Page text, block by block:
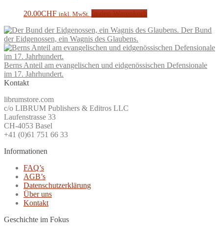
20.00CHF inkl. MwSt.
Der Bund
der Eidgenossen, ein Wagnis des Glaubens.
Berns Anteil am evangelischen und eidgenössischen Defensionale
im 17. Jahrhundert.
Kontakt
librumstore.com
c/o LIBRUM Publishers & Editros LLC
Laufenstrasse 33
CH-4053 Basel
+41 (0)61 751 66 33
Informationen
FAQ’s
AGB’s
Datenschutzerklärung
Über uns
Kontakt
Geschichte im Fokus